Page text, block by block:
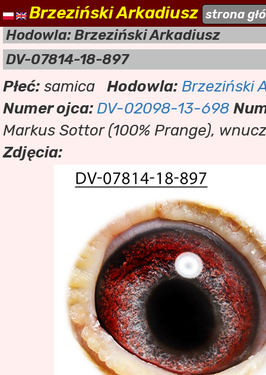
naszehodowle.pl
Brzeziński Arkadiusz strona
Hodowla: Brzeziński Arkadiusz
DV-07814-18-897
Płeć: samica Hodowla: Brzeziński
Numer ojca:DV-02098-13-698
Markus Sottor (100% Prange),
Zdjęcia: